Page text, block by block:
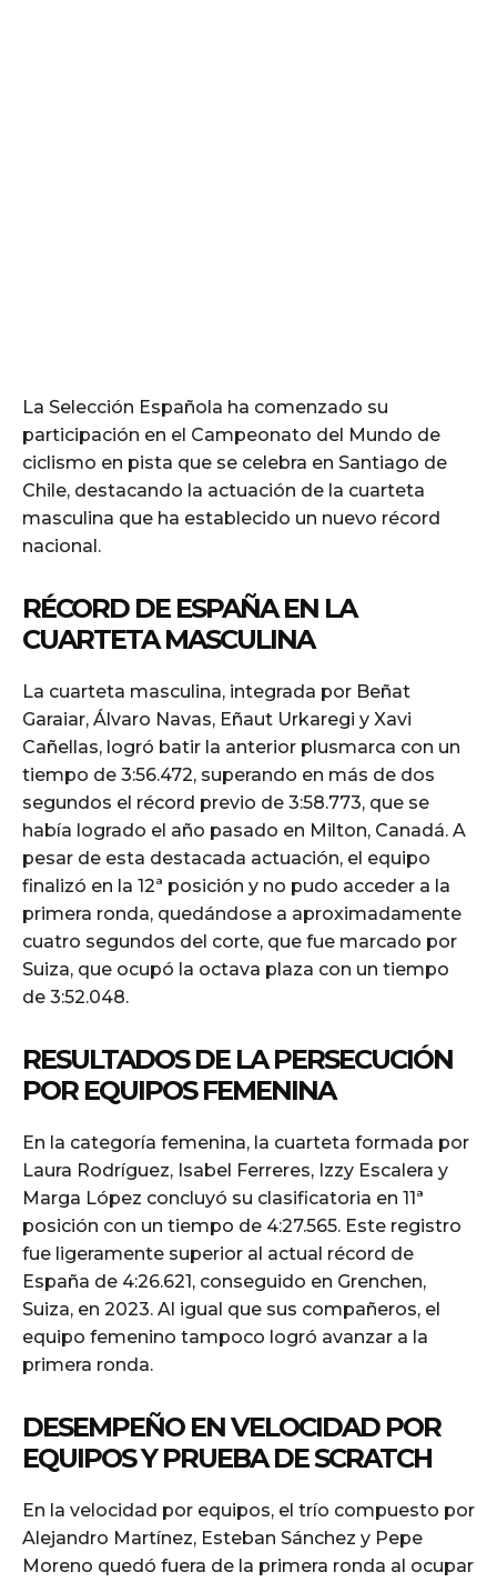
La Selección Española ha comenzado su
participación en el Campeonato del Mundo de
ciclismo en pista que se celebra en Santiago de
Chile, destacando la actuación de la cuarteta
masculina que ha establecido un nuevo récord
nacional.
RÉCORD DE ESPAÑA EN LA
CUARTETA MASCULINA
La cuarteta masculina, integrada por Beñat
Garaiar, Álvaro Navas, Eñaut Urkaregi y Xavi
Cañellas, logró batir la anterior plusmarca con un
tiempo de 3:56.472, superando en más de dos
segundos el récord previo de 3:58.773, que se
había logrado el año pasado en Milton, Canadá. A
pesar de esta destacada actuación, el equipo
finalizó en la 12ª posición y no pudo acceder a la
primera ronda, quedándose a aproximadamente
cuatro segundos del corte, que fue marcado por
Suiza, que ocupó la octava plaza con un tiempo
de 3:52.048.
RESULTADOS DE LA PERSECUCIÓN
POR EQUIPOS FEMENINA
En la categoría femenina, la cuarteta formada por
Laura Rodríguez, Isabel Ferreres, Izzy Escalera y
Marga López concluyó su clasificatoria en 11ª
posición con un tiempo de 4:27.565. Este registro
fue ligeramente superior al actual récord de
España de 4:26.621, conseguido en Grenchen,
Suiza, en 2023. Al igual que sus compañeros, el
equipo femenino tampoco logró avanzar a la
primera ronda.
DESEMPEÑO EN VELOCIDAD POR
EQUIPOS Y PRUEBA DE SCRATCH
En la velocidad por equipos, el trío compuesto por
Alejandro Martínez, Esteban Sánchez y Pepe
Moreno quedó fuera de la primera ronda al ocupar